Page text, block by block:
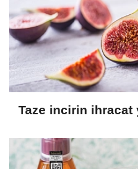
Taze incirin ihracat